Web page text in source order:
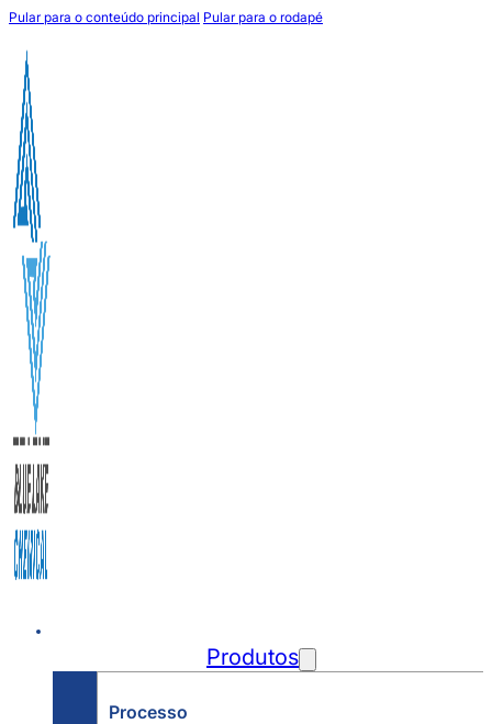
Pular para o conteúdo principal Pular para o rodapé
Produtos
Processo